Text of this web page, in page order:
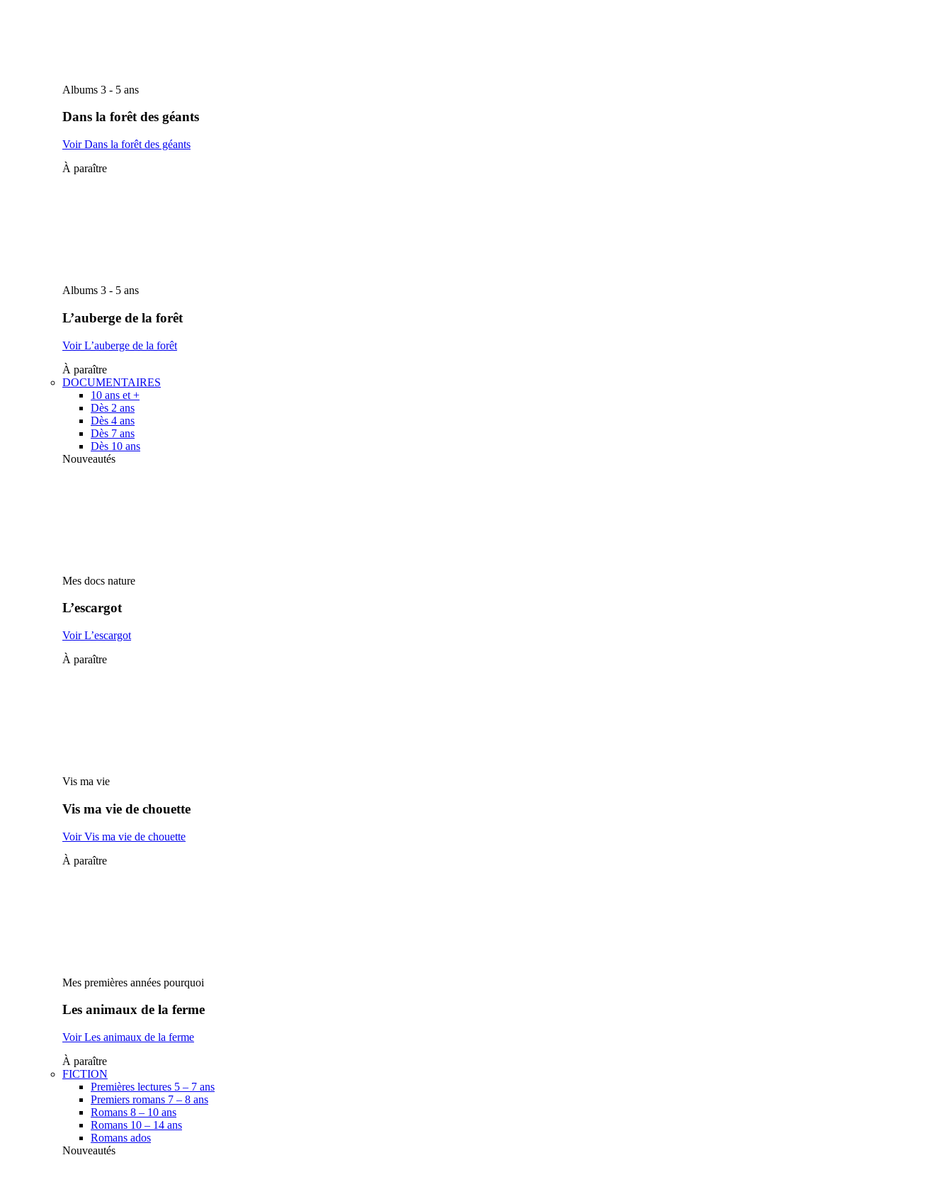
Albums 3 - 5 ans
Dans la forêt des géants
Voir Dans la forêt des géants
À paraître
Albums 3 - 5 ans
L’auberge de la forêt
Voir L’auberge de la forêt
À paraître
DOCUMENTAIRES
10 ans et +
Dès 2 ans
Dès 4 ans
Dès 7 ans
Dès 10 ans
Nouveautés
Mes docs nature
L’escargot
Voir L’escargot
À paraître
Vis ma vie
Vis ma vie de chouette
Voir Vis ma vie de chouette
À paraître
Mes premières années pourquoi
Les animaux de la ferme
Voir Les animaux de la ferme
À paraître
FICTION
Premières lectures 5 – 7 ans
Premiers romans 7 – 8 ans
Romans 8 – 10 ans
Romans 10 – 14 ans
Romans ados
Nouveautés